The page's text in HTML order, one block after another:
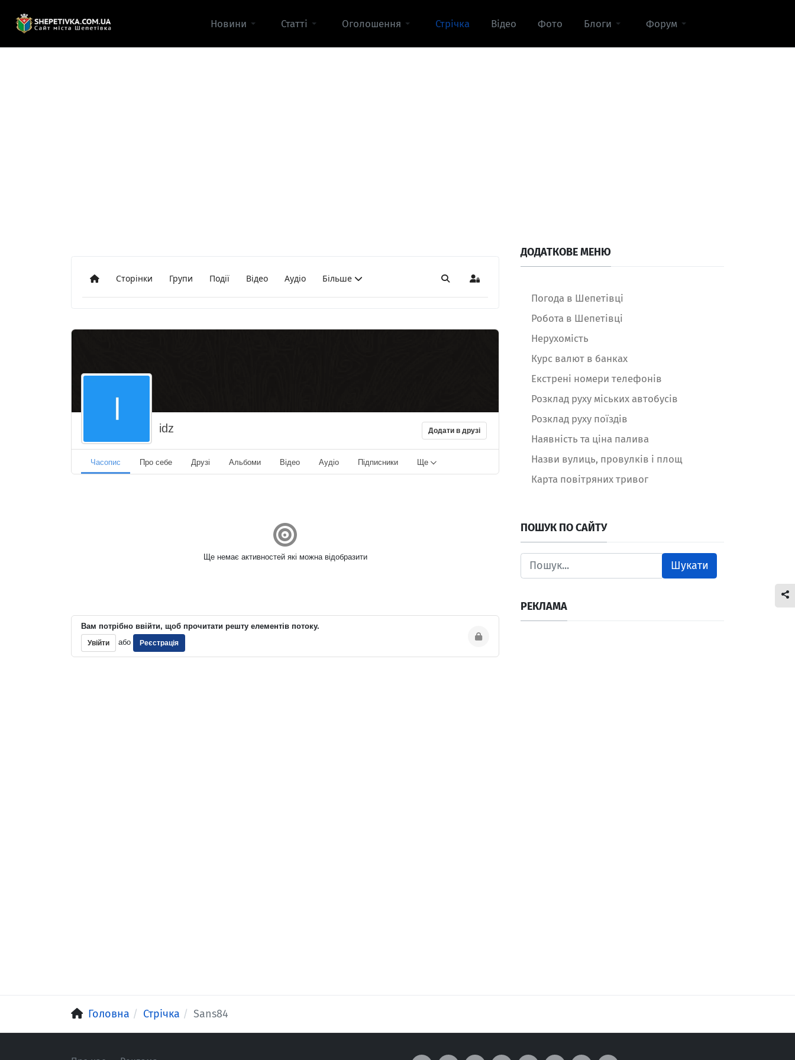
Новини Статті Оголошення Стрічка Відео Фото Блоги Форум
ДодомуСторінки Групи Події Відео Аудіо Більше Пошук Sign In
idz Додати в друзі
Часопис Про себе Друзі Альбоми Відео Аудіо Підписники Ще
Ще немає активностей які можна відобразити
Вам потрібно ввійти, щоб прочитати решту елементів потоку.
Увійти або Реєстрація
ДОДАТКОВЕ МЕНЮ
Погода в Шепетівці
Робота в Шепетівці
Нерухомість
Курс валют в банках
Екстрені номери телефонів
Розклад руху міських автобусів
Розклад руху поїздів
Наявність та ціна палива
Назви вулиць, провулків і площ
Карта повітряних тривог
ПОШУК ПО САЙТУ
Шукати
РЕКЛАМА
Головна Стрічка Sans84